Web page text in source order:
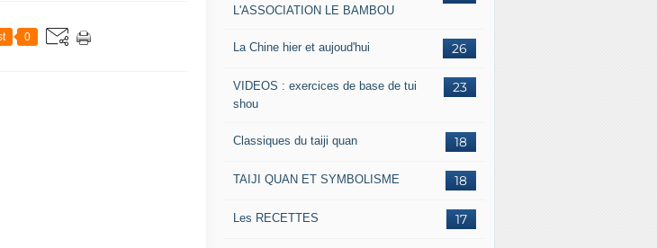
0
L'ASSOCIATION LE BAMBOU
26
La Chine hier et aujoud'hui
23
VIDEOS : exercices de base de tui
shou
18
Classiques du taiji quan
18
TAIJI QUAN ET SYMBOLISME
17
Les RECETTES